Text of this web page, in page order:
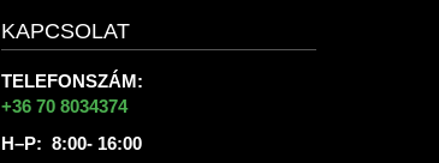
KAPCSOLAT
TELEFONSZÁM:
+36 70 8034374
H–P: 8:00- 16:00